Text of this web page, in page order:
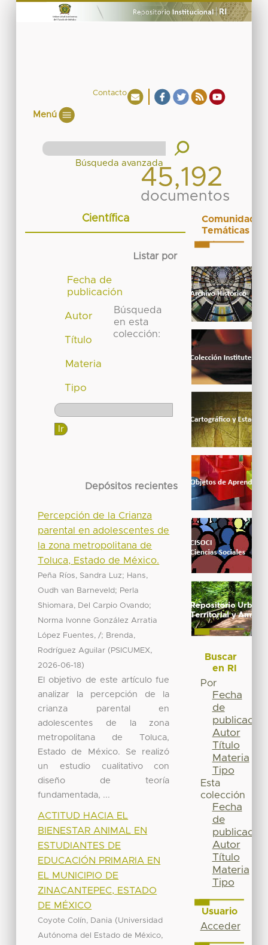
Contacto
Menú
45,192
documentos
Científica
Listar por
Fecha de
publicación
Autor
Título
Materia
Tipo
Búsqueda
en esta
colección:
Depósitos recientes
Percepción de la Crianza
parental en adolescentes de
la zona metropolitana de
Toluca, Estado de México.
Peña Ríos, Sandra Luz; Hans,
Oudh van Barneveld; Perla
Shiomara, Del Carpio Ovando;
Norma Ivonne González Arratia
López Fuentes, /; Brenda,
Rodríguez Aguilar ( PSICUMEX,
2026-06-18)
El objetivo de este artículo fue
analizar la percepción de la
crianza parental en
adolescentes de la zona
metropolitana de Toluca,
Estado de México. Se realizó
un estudio cualitativo con
diseño de teoría
fundamentada, ...
ACTITUD HACIA EL
BIENESTAR ANIMAL EN
ESTUDIANTES DE
EDUCACIÓN PRIMARIA EN
EL MUNICIPIO DE
ZINACANTEPEC, ESTADO
DE MÉXICO
Coyote Colín, Dania (Universidad
Autónoma del Estado de México,
Comunidades
Temáticas
Buscar
en RI
Por
Fecha
de
publicación
Autor
Título
Materia
Tipo
Esta
colección
Fecha
de
publicación
Autor
Título
Materia
Tipo
Usuario
Acceder